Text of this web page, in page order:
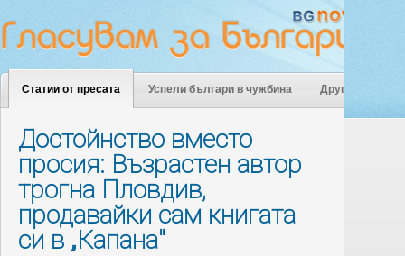
Статии от пресата Успели българи в чужбина Други
Достойнство вместо
просия: Възрастен автор
трогна Пловдив,
продавайки сам книгата
си в „Капана"